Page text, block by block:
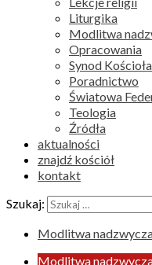
Liturgika
Modlitwa
Opracowania
Synod Kościoła
Poradnictwo
Światowa
Teologia
Źródła
aktualności
znajdź kościół
kontakt
Szukaj:
Modlitwa
Modlitwa